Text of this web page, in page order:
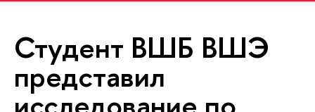
Студент ВШБ ВШЭ
представил